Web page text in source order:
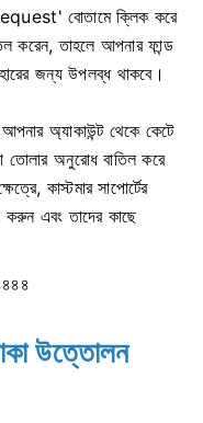
বোতামে ক্লিক করে
করেন, তাহলে আপনার ফান্ড
জন্য উপলব্ধ থাকবে।
অ্যাকাউন্ট থেকে কেটে
তোলার অনুরোধ বাতিল করে
কাস্টমার সাপোর্টের
এবং তাদের কাছে
উত্তোলন